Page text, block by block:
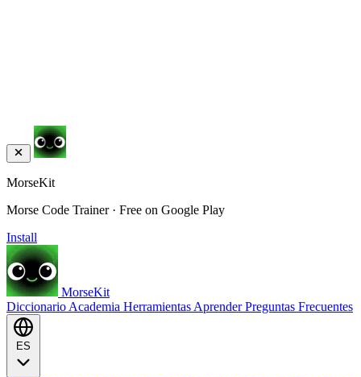
MorseKit
Morse Code Trainer · Free on Google Play
Install
MorseKit
Diccionario Academia Herramientas AprenderPreguntas Frecuentes